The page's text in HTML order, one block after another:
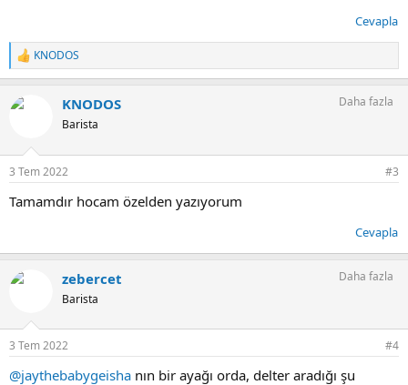
Cevapla
T
e
k
KNODOS
KNODOS
Barista
Daha fazla
3 Tem 2022 #3
Tamamdır hocam özelden yazıyorum
Cevapla
zebercet
Barista
Daha fazla
3 Tem 2022 #4
@jaythebabygeisha nın bir ayağı orda, delter aradığı şu